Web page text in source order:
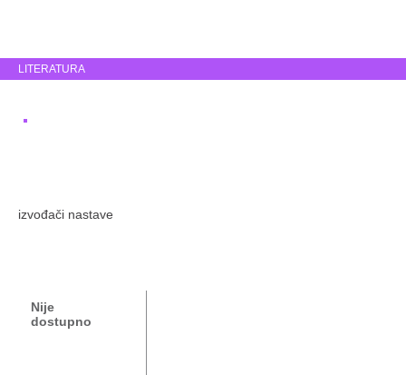
LITERATURA
izvođači nastave
Nije
dostupno